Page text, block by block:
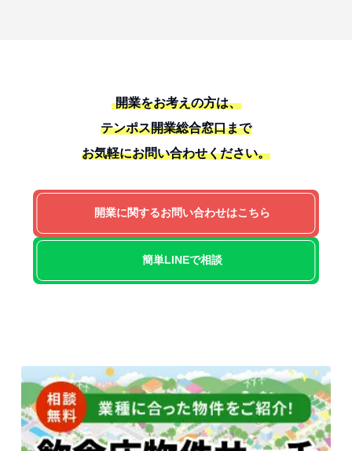
開業をお考えの方は、
テンポス開業総合窓口まで
お気軽にお問い合わせください。
開業に関するお問い合わせはこちら
簡単LINEで相談